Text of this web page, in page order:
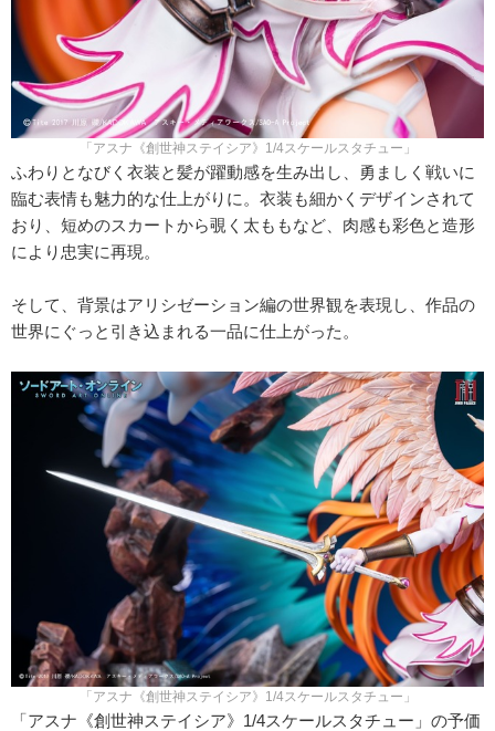
「アスナ《創世神ステイシア》1/4スケールスタチュー」
ふわりとなびく衣装と髪が躍動感を⽣み出し、勇ましく戦いに
臨む表情も魅力的な仕上がりに。衣装も細かくデザインされて
おり、短めのスカートから覗く太ももなど、肉感も彩色と造形
により忠実に再現。
そして、背景はアリシゼーション編の世界観を表現し、作品の
世界にぐっと引き込まれる一品に仕上がった。
「アスナ《創世神ステイシア》1/4スケールスタチュー」
「アスナ《創世神ステイシア》1/4スケールスタチュー」の予価